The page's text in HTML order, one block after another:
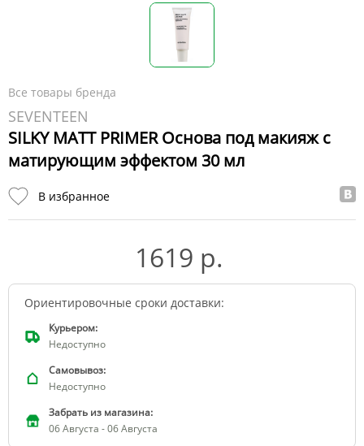
Все товары бренда
SEVENTEEN
SILKY MATT PRIMER Основа под макияж с
матирующим эффектом 30 мл
В избранное
1619 р.
Ориентировочные сроки доставки:
Курьером:
Недоступно
Самовывоз:
Недоступно
Забрать из магазина:
06 Августа - 06 Августа